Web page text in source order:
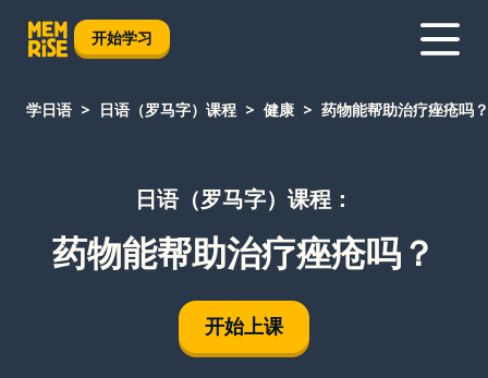
开始学习
学日语 日语（罗马字）课程 健康 药物能帮助治疗痤疮吗？
日语（罗马字）课程：
药物能帮助治疗痤疮吗？
开始上课